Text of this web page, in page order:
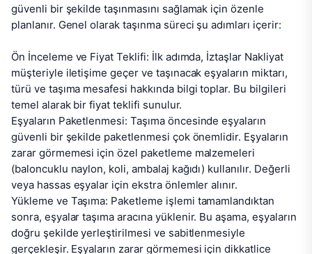
güvenli bir şekilde taşınmasını sağlamak için özenle
planlanır. Genel olarak taşınma süreci şu adımları içerir:
Ön İnceleme ve Fiyat Teklifi: İlk adımda, İztaşlar Nakliyat
müşteriyle iletişime geçer ve taşınacak eşyaların miktarı,
türü ve taşıma mesafesi hakkında bilgi toplar. Bu bilgileri
temel alarak bir fiyat teklifi sunulur.
Eşyaların Paketlenmesi: Taşıma öncesinde eşyaların
güvenli bir şekilde paketlenmesi çok önemlidir. Eşyaların
zarar görmemesi için özel paketleme malzemeleri
(baloncuklu naylon, koli, ambalaj kağıdı) kullanılır. Değerli
veya hassas eşyalar için ekstra önlemler alınır.
Yükleme ve Taşıma: Paketleme işlemi tamamlandıktan
sonra, eşyalar taşıma aracına yüklenir. Bu aşama, eşyaların
doğru şekilde yerleştirilmesi ve sabitlenmesiyle
gerçekleşir. Eşyaların zarar görmemesi için dikkatlice